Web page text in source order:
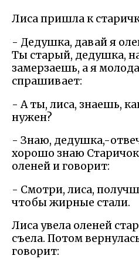
Лиса пришла к
- Дедушка, давай я
Ты старый, дедушка,
замерзаешь, а я
спрашивает:
- А ты, лиса, знаешь,
нужен?
- Знаю, дедушка,-
хорошо знаю
оленей и говорит:
- Смотри, лиса,
чтобы жирные стали.
Лиса увела оленей
съела. Потом
говорит: